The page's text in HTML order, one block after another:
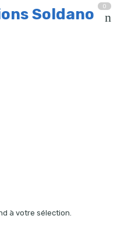
0
à votre sélection.